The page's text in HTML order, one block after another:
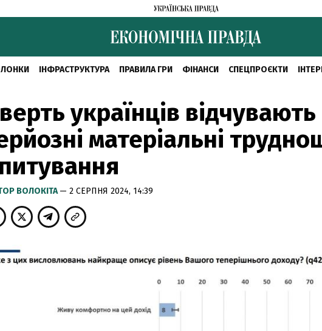
ІНФРАСТРУКТУРА ПРАВИЛА ГРИ ФІНАНСИ СПЕЦПРОЄКТИ
українців відчувають
матеріальні
ВОЛОКІТА— 2 СЕРПНЯ 2024, 14:39